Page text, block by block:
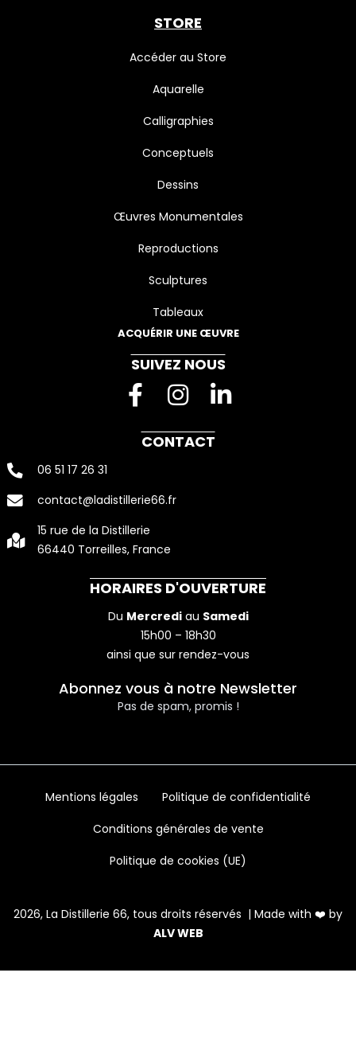
STORE
Accéder au Store
Aquarelle
Calligraphies
Conceptuels
Dessins
Œuvres Monumentales
Reproductions
Sculptures
Tableaux
ACQUÉRIR UNE ŒUVRE
SUIVEZ NOUS
F
a
c
b
o
o
k
-
f
I
s
m
L
-
i
CONTACT
06 51 17 26 31
contact@ladistillerie66.fr
15 rue de la Distillerie
66440 Torreilles, France
HORAIRES D'OUVERTURE
Du Mercrediau Samedi
15h00 – 18h30
ainsi que sur rendez-vous
Abonnez vous à notre Newsletter
Pas de spam, promis !
Mentions légales
Politique de confidentialité
Conditions générales de vente
Politique de cookies (UE)
2026, La Distillerie 66, tous droits réservés | Made with ❤️ by
ALV WEB